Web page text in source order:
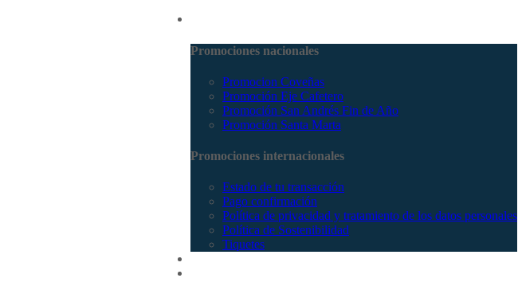
Promociones nacionales
Promocion Coveñas
Promoción Eje Cafetero
Promoción San Andrés Fin de Año
Promoción Santa Marta
Promociones internacionales
Estado de tu transacción
Pago confirmación
Política de privacidad y tratamiento de los datos personales
Política de Sostenibilidad
Tiquetes